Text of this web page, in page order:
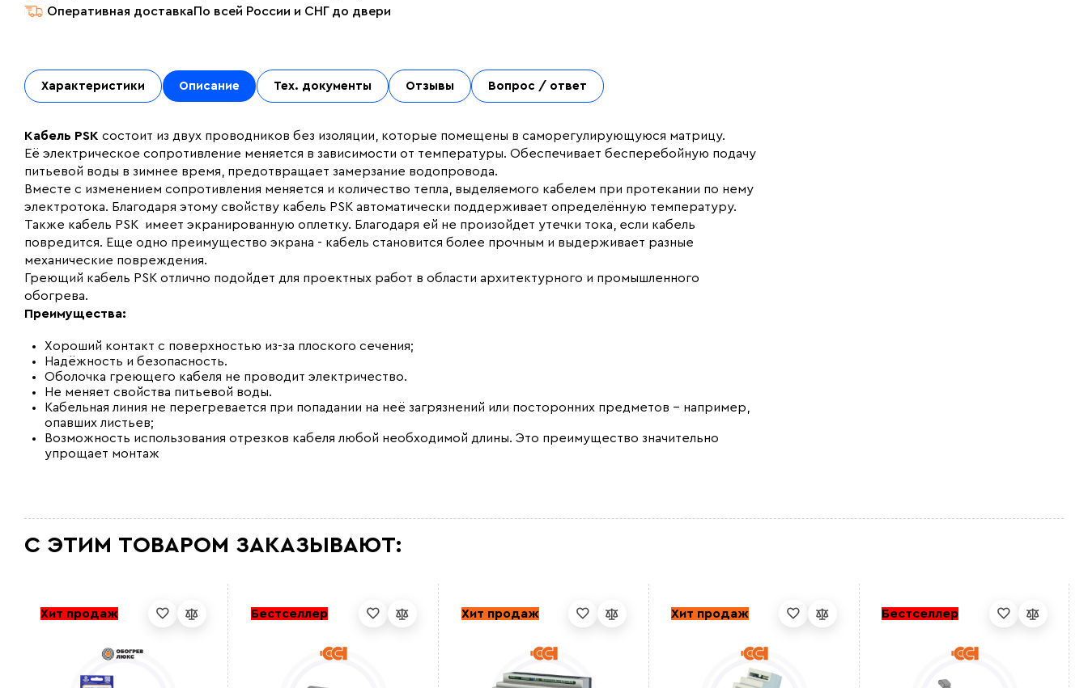
Оперативная доставкаПо всей России и СНГ до двери
Характеристики Описание Тех. документы Отзывы Вопрос / ответ
Кабель PSK состоит из двух проводников без изоляции, которые помещены в саморегулирующуюся матрицу.
Её электрическое сопротивление меняется в зависимости от температуры. Обеспечивает бесперебойную подачу
питьевой воды в зимнее время, предотвращает замерзание водопровода.
Вместе с изменением сопротивления меняется и количество тепла, выделяемого кабелем при протекании по нему
электротока. Благодаря этому свойству кабель PSK автоматически поддерживает определённую температуру.
Также кабель PSK имеет экранированную оплетку. Благодаря ей не произойдет утечки тока, если кабель
повредится. Еще одно преимущество экрана - кабель становится более прочным и выдерживает разные
механические повреждения.
Греющий кабель PSK отлично подойдет для проектных работ в области архитектурного и промышленного
обогрева.
Преимущества:
Хороший контакт с поверхностью из-за плоского сечения;
Надёжность и безопасность.
Оболочка греющего кабеля не проводит электричество.
Не меняет свойства питьевой воды.
Кабельная линия не перегревается при попадании на неё загрязнений или посторонних предметов – например,
опавших листьев;
Возможность использования отрезков кабеля любой необходимой длины. Это преимущество значительно
упрощает монтаж
С ЭТИМ ТОВАРОМ ЗАКАЗЫВАЮТ:
Хит продаж Бестселлер Хит продаж Хит продаж Бестселлер